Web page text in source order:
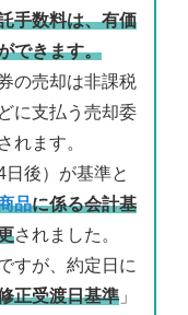
手数料は、有価
できます。
の売却は非課税
に支払う売却委
れます。
日後）が基準と
品に係る会計基
されました。
すが、約定日に
正受渡日基準 」